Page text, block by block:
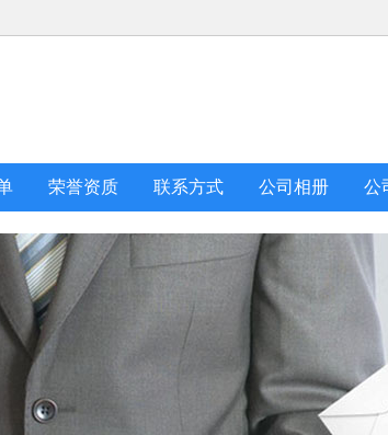
荣誉资质 联系方式 公司相册 公